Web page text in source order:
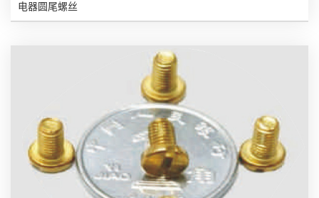
电器圆尾螺丝